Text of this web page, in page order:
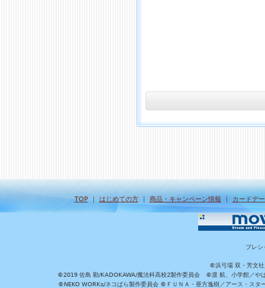
TOP｜ はじめての方｜ 商品・キャンペーン情報 ｜ カードデ
プレシ
©浜弓場 双・芳文社
©2019 佐島 勤/KADOKAWA/魔法科高校2製作委員会 ©渡 航、小学館／や
©NEKO WORKs/ネコぱら製作委員会 ©ＦＵＮＡ・亜方逸樹／アース・ス